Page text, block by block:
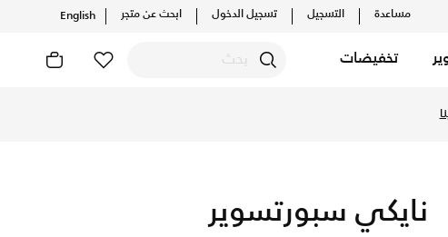
مساعدة التسجيل تسجيل الدخول ابحث عن متجر English
تخفيضات
نايكي سبورتسوير